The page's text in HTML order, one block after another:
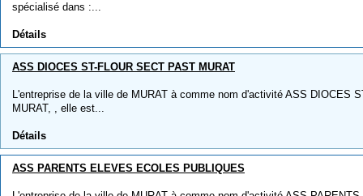
spécialisé dans :...
Détails
ASS DIOCES ST-FLOUR SECT PAST MURAT
L'entreprise de la ville de MURAT à comme nom d'activité ASS DIOCES
MURAT, , elle est...
Détails
ASS PARENTS ELEVES ECOLES PUBLIQUES